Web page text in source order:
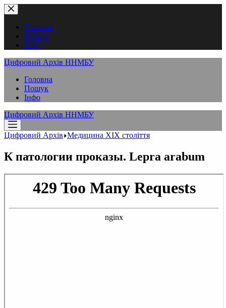
Перейти
до
вмістуГоловна
Пошук
Інфо
Цифровий Архів ННМБУ
Головна
Пошук
Інфо
Цифровий Архів ННМБУ
Цифровий Архів Медицина XІX століття
К патологии проказы. Lepra arabum